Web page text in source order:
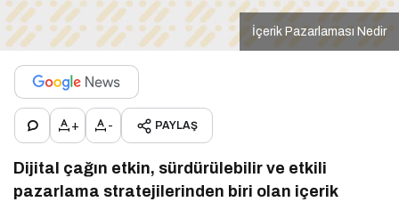
İçerik Pazarlaması Nedir
+ - PAYLAŞ
Dijital çağın etkin, sürdürülebilir ve etkili
pazarlama stratejilerinden biri olan içerik